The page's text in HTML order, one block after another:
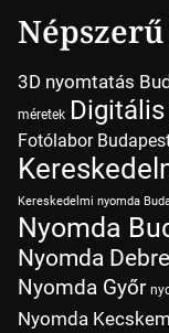
3D nyomtatás
méretek
Fotólabor
Kereskedelmi nyomda
Nyomda
Nyomda
Nyomda Győr
Nyomda